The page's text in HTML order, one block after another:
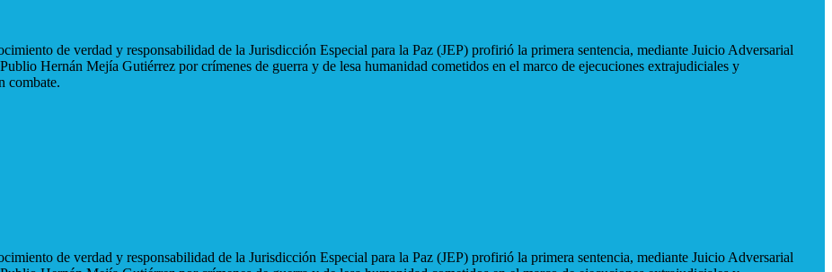
de verdad y responsabilidad de la Jurisdicción Especial para la Paz (JEP) profirió la primera sentencia, mediante Juicio Adversarial
Hernán Mejía Gutiérrez por crímenes de guerra y de lesa humanidad cometidos en el marco de ejecuciones extrajudiciales y
combate.
de verdad y responsabilidad de la Jurisdicción Especial para la Paz (JEP) profirió la primera sentencia, mediante Juicio Adversarial